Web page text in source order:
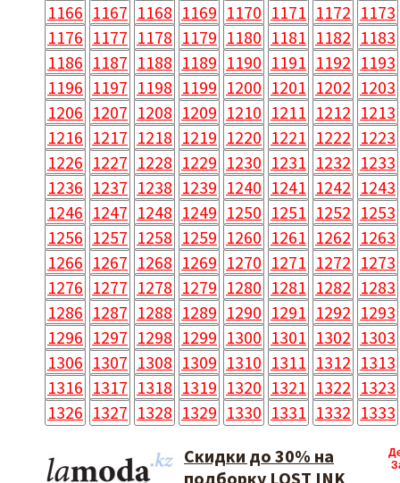
1166 1167 1168 1169 1170 1171 1172 1173
1176 1177 1178 1179 1180 1181 1182 1183
1186 1187 1188 1189 1190 1191 1192 1193
1196 1197 1198 1199 1200 1201 1202 1203
1206 1207 1208 1209 1210 1211 1212 1213
1216 1217 1218 1219 1220 1221 1222 1223
1226 1227 1228 1229 1230 1231 1232 1233
1236 1237 1238 1239 1240 1241 1242 1243
1246 1247 1248 1249 1250 1251 1252 1253
1256 1257 1258 1259 1260 1261 1262 1263
1266 1267 1268 1269 1270 1271 1272 1273
1276 1277 1278 1279 1280 1281 1282 1283
1286 1287 1288 1289 1290 1291 1292 1293
1296 1297 1298 1299 1300 1301 1302 1303
1306 1307 1308 1309 1310 1311 1312 1313
1316 1317 1318 1319 1320 1321 1322 1323
1326 1327 1328 1329 1330 1331 1332 1333
Скидки до 30% на
подборку LOST INK